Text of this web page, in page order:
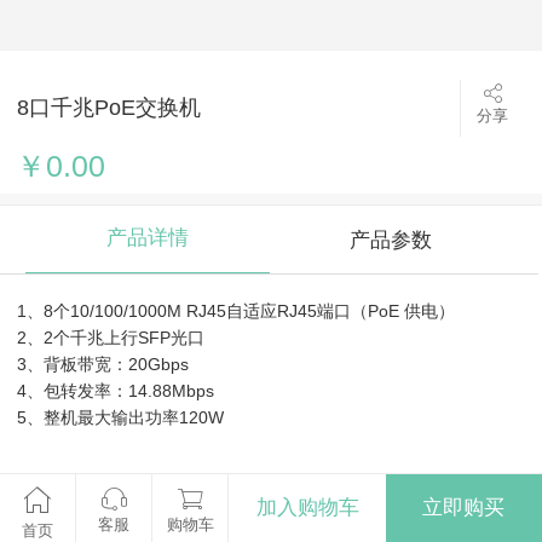
8口千兆PoE交换机 分享
￥0.00
产品详情 产品参数
1、8个10/100/1000M RJ45自适应RJ45端口（PoE 供电）
2、2个千兆上行SFP光口
3、背板带宽：20Gbps
4、包转发率：14.88Mbps
5、整机最大输出功率120W
首页 客服 购物车
加入购物车 立即购买